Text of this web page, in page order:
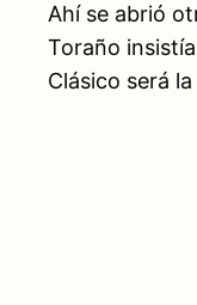
Ahí se abrió
Toraño
Clásico será